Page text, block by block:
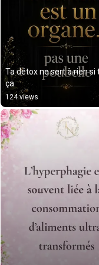
Ta détox ne sert à rien si
ça
124 views